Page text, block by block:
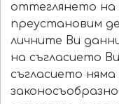
оттеглянето на
преустановим
личните Ви
на съгласието
съгласието няма